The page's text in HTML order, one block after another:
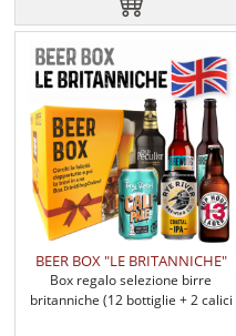
BEER BOX "LE BRITANNICHE"
Box regalo selezione birre
britanniche (12 bottiglie + 2 calici